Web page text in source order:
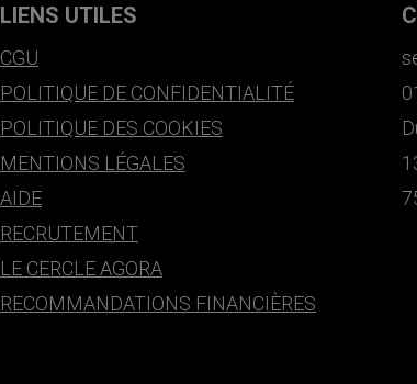
LIENS UTILES
CGU
POLITIQUE DE CONFIDENTIALITÉ
POLITIQUE DES COOKIES
MENTIONS LÉGALES
AIDE
RECRUTEMENT
LE CERCLE AGORA
RECOMMANDATIONS FINANCIÈRES